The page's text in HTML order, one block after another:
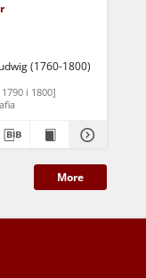
(1760-1800)
i 1800]
More